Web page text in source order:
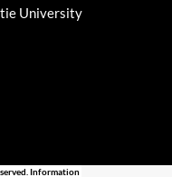
University
Information